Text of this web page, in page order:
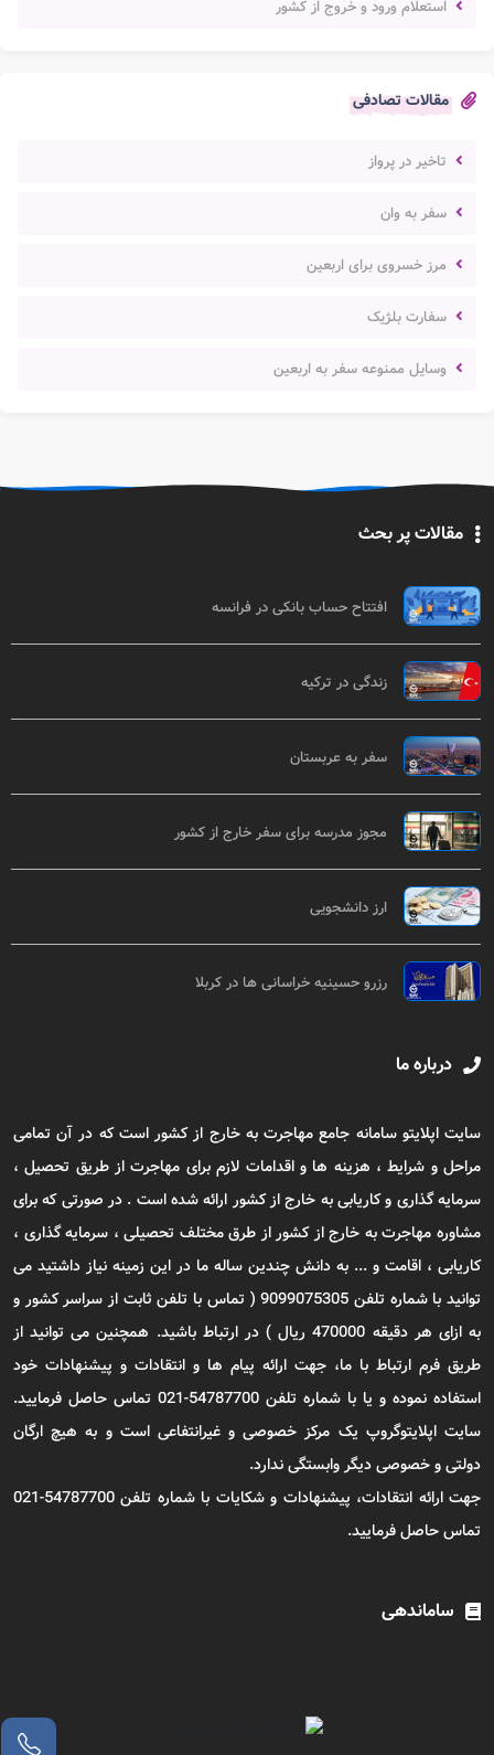
استعلام ورود و خروج از کشور
مقالات تصادفی
تاخیر در پرواز
سفر به وان
مرز خسروی برای اربعین
سفارت بلژیک
وسایل ممنوعه سفر به اربعین
مقالات پر بحث
افتتاح حساب بانکی در فرانسه
زندگی در ترکیه
سفر به عربستان
مجوز مدرسه برای سفر خارج از کشور
ارز دانشجویی
رزرو حسینیه خراسانی ها در کربلا
درباره ما
سایت اپلایتو سامانه جامع مهاجرت به خارج از کشور است که در آن تمامی
مراحل و شرایط ، هزینه ها و اقدامات لازم برای مهاجرت از طریق تحصیل ،
سرمایه گذاری و کاریابی به خارج از کشور ارائه شده است . در صورتی که برای
مشاوره مهاجرت به خارج از کشور از طرق مختلف تحصیلی ، سرمایه گذاری ،
کاریابی ، اقامت و ... به دانش چندین ساله ما در این زمینه نیاز داشتید می
توانید با شماره تلفن 9099075305 ( تماس با تلفن ثابت از سراسر کشور و
به ازای هر دقیقه 470000 ریال ) در ارتباط باشید. همچنین می توانید از
طریق فرم ارتباط با ما، جهت ارائه پیام ها و انتقادات و پیشنهادات خود
استفاده نموده و یا با شماره تلفن 54787700-021 تماس حاصل فرمایید.
سایت اپلایتوگروپ یک مرکز خصوصی و غیرانتفاعی است و به هیچ ارگان
دولتی و خصوصی دیگر وابستگی ندارد.
جهت ارائه انتقادات، پیشنهادات و شکایات با شماره تلفن 54787700-021
تماس حاصل فرمایید.
ساماندهی